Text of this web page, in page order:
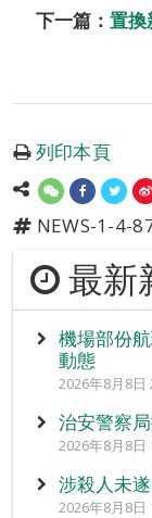
下一篇： 置換
列印本頁
NEWS-1-4-
最新
機場部份
動態
2026年8月8日
治安警察
2026年8月8日
涉殺人未
2026年8月8日